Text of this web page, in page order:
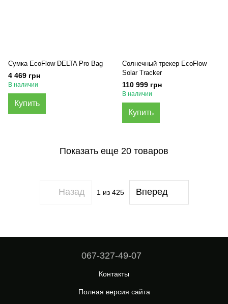
Сумка EcoFlow DELTA Pro Bag
4 469 грн
В наличии
Купить
Солнечный трекер EcoFlow
Solar Tracker
110 999 грн
В наличии
Купить
Показать еще 20 товаров
Назад 1 из 425 Вперед
067-327-49-07
Контакты
Полная версия сайта